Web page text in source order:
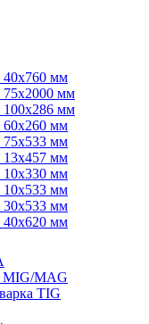
мм
мм
мм
мм
мм
мм
мм
мм
мм
мм
MIG/MAG
TIG